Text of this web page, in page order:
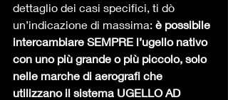
dettaglio dei casi specifici, ti dò
un’indicazione di massima: è possibile
intercambiare SEMPRE l’ugello nativo
con uno più grande o più piccolo, solo
nelle marche di aerografi che
utilizzano il sistema UGELLO AD